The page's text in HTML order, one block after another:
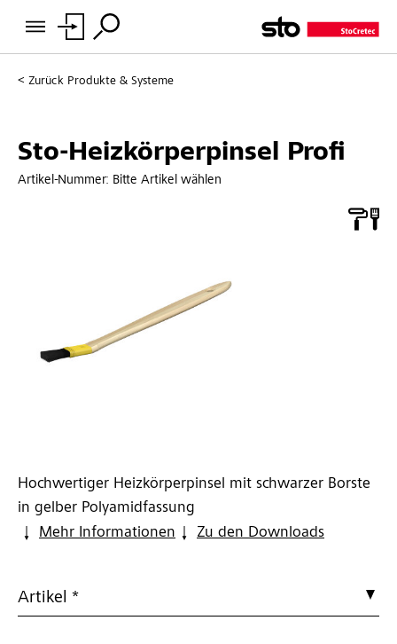
Zurück Produkte & Systeme
Sto-Heizkörperpinsel Profi
Artikel-Nummer: Bitte Artikel wählen
Hochwertiger Heizkörperpinsel mit schwarzer Borste
in gelber Polyamidfassung
Mehr Informationen
Zu den Downloads
Artikel *